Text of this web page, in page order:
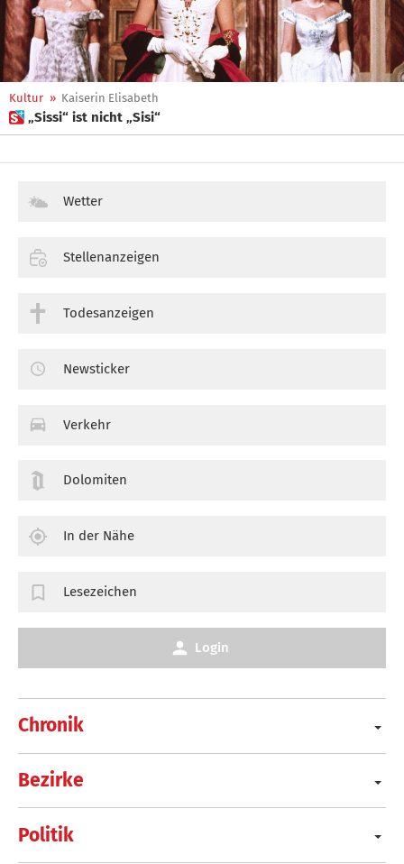
Kultur » Kaiserin Elisabeth
 „Sissi“ ist nicht „Sisi“
Chronik
Bezirke
Politik
Wetter
Stellenanzeigen
Todesanzeigen
Newsticker
Verkehr
Dolomiten
In der Nähe
Lesezeichen
Login